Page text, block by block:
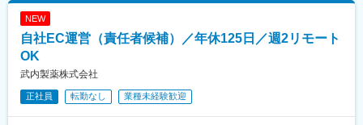
NEW
自社EC運営（責任者候補）／年休125日／週2リモート
OK
武内製薬株式会社
正社員 転勤なし 業種未経験歓迎